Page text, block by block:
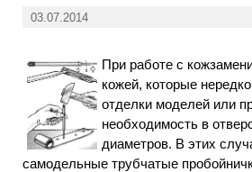
03.07.2014
При работе с
кожей, которые
отделки моделей или
необходимость в
диаметров. В этих
самодельные трубчатые